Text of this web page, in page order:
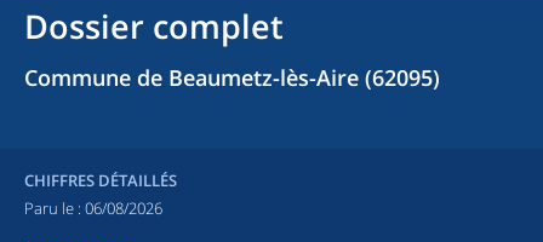
Dossier complet
Commune de Beaumetz-lès-Aire (62095)
CHIFFRES DÉTAILLÉS
Paru le : 06/08/2026